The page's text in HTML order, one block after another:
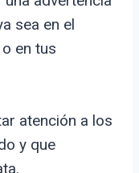
sea en el
en tus
atención a los
y que